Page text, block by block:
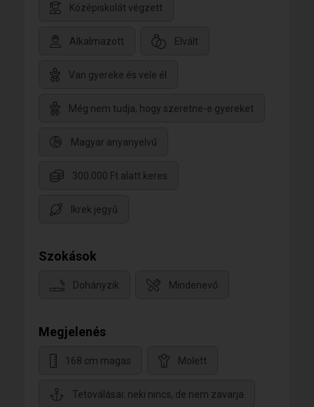
Középiskolát végzett
Alkalmazott Elvált
Van gyereke és vele él
Még nem tudja, hogy szeretne-e gyereket
Magyar anyanyelvű
300.000 Ft alatt keres
Ikrek jegyű
Szokások
Dohányzik Mindenevő
Megjelenés
168 cm magas Molett
Tetoválásai: neki nincs, de nem zavarja